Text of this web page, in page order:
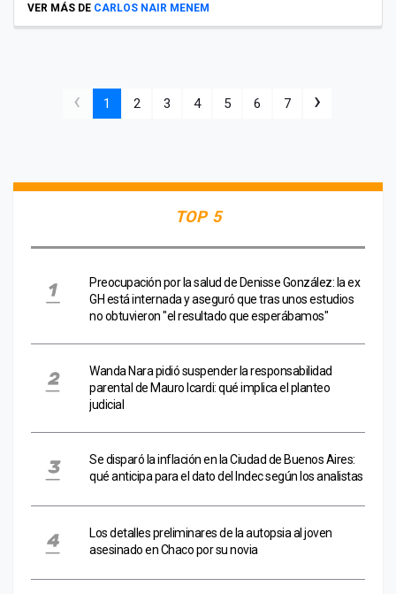
VER MÁS DE CARLOS NAIR MENEM
‹ 1 2 3 4 5 6 7 ›
TOP 5
Preocupación por la salud de Denisse González: la ex
GH está internada y aseguró que tras unos estudios
no obtuvieron "el resultado que esperábamos"
Wanda Nara pidió suspender la responsabilidad
parental de Mauro Icardi: qué implica el planteo
judicial
Se disparó la inflación en la Ciudad de Buenos Aires:
qué anticipa para el dato del Indec según los analistas
Los detalles preliminares de la autopsia al joven
asesinado en Chaco por su novia